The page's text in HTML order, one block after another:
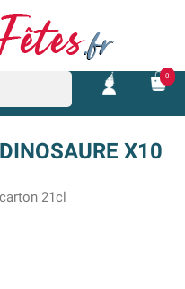
0
X10
21cl